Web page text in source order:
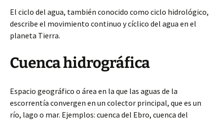
El ciclo del agua, también conocido como ciclo hidrológico,
describe el movimiento continuo y cíclico del agua en el
planeta Tierra.
Cuenca hidrográfica
Espacio geográfico o área en la que las aguas de la
escorrentía convergen en un colector principal, que es un
río, lago o mar. Ejemplos: cuenca del Ebro, cuenca del